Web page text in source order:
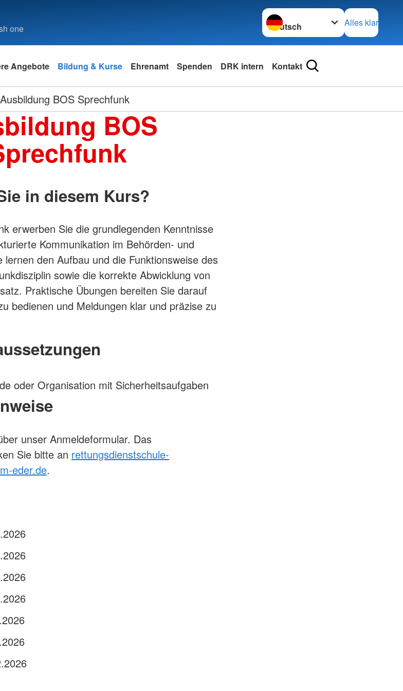
one
Sprache wechseln zu
Alles klar
Angebote Bildung & Kurse Ehrenamt Spenden DRK intern Kontakt
Ausbildung BOS Sprechfunk
BOS
in diesem Kurs?
erwerben Sie die grundlegenden Kenntnisse
Kommunikation im Behörden- und
den Aufbau und die Funktionsweise des
sowie die korrekte Abwicklung von
Praktische Übungen bereiten Sie darauf
bedienen und Meldungen klar und präzise zu
oder Organisation mit Sicherheitsaufgaben
unser Anmeldeformular. Das
Sie bitte an rettungsdienstschule-
eder.de.